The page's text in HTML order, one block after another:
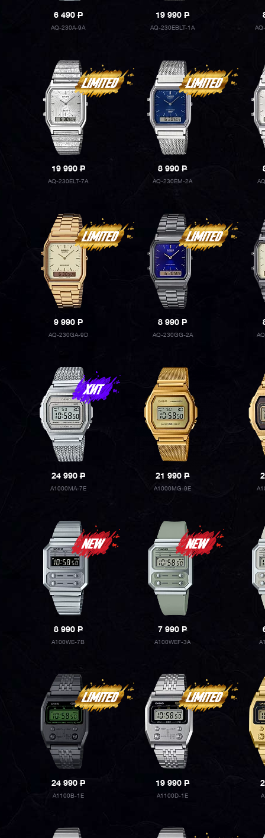
6 490P
AQ-230A-9A
19 990P
AQ-230EBLT-1A
19 990P
AQ-230ELT-7A
8 990P
AQ-230EM-2A
9 990P
AQ-230GA-9D
8 990P
AQ-230GG-2A
24 990P
A1000MA-7E
21 990P
A1000MG-9E
8 990P
A100WE-7B
7 990P
A100WEF-3A
24 990P
A1100B-1E
19 990P
A1100D-1E